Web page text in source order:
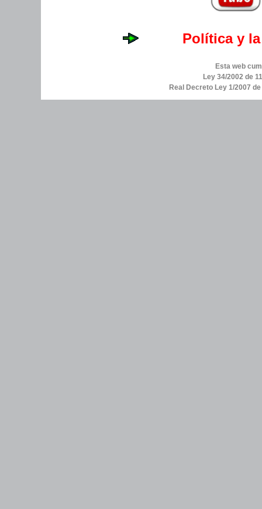
Política y
Esta web
Ley 34/2002 de
Real Decreto Ley 1/2007